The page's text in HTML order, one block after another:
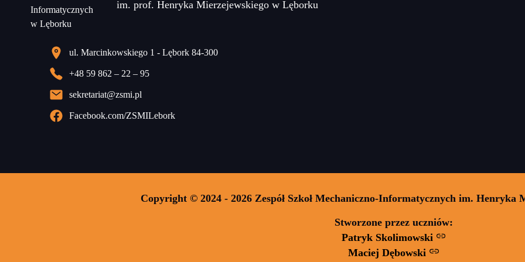
im. prof. Henryka Mierzejewskiego w Lęborku
ul. Marcinkowskiego 1 - Lębork 84-300
+48 59 862 – 22 – 95
sekretariat@zsmi.pl
Facebook.com/ZSMILebork
Copyright © 2024 - 2026 Zespół Szkoł Mechaniczno-Informatycznych im. Henryka
Stworzone przez uczniów:
Patryk Skolimowski
Maciej Dębowski